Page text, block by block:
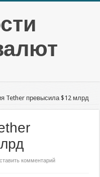
Tether превысила $12 млрд
комментарий